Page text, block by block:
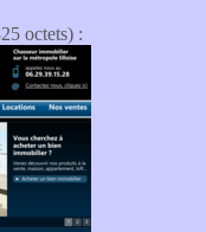
octets) :